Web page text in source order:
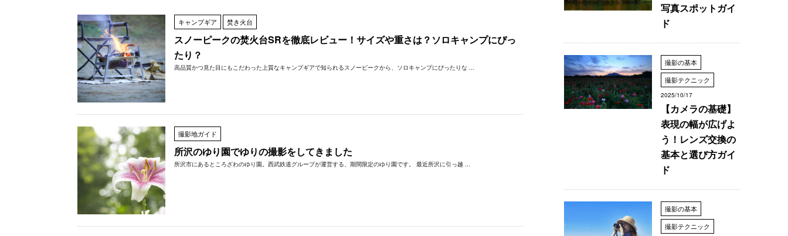
キャンプギア 焚き火台
スノーピークの焚火台SRを徹底レビュー！サイズや重さは？ソロキャンプにぴっ
たり？
高品質かつ見た目にもこだわった上質なキャンプギアで知られるスノーピークから、ソロキャンプにぴったりな ...
撮影地ガイド
所沢のゆり園でゆりの撮影をしてきました
所沢市にあるところざわのゆり園。西武鉄道グループが運営する、期間限定のゆり園です。 最近所沢に引っ越 ...
写真スポットガイ
ド
撮影の基本
撮影テクニック
2025/10/17
【カメラの基礎】
表現の幅が広げよ
う！レンズ交換の
基本と選び方ガイ
ド
撮影の基本
撮影テクニック